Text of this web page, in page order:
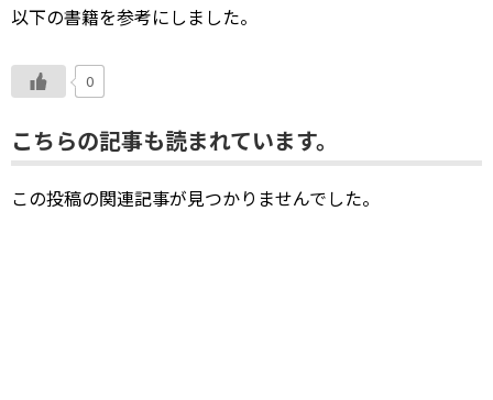
以下の書籍を参考にしました。
0
こちらの記事も読まれています。
この投稿の関連記事が見つかりませんでした。